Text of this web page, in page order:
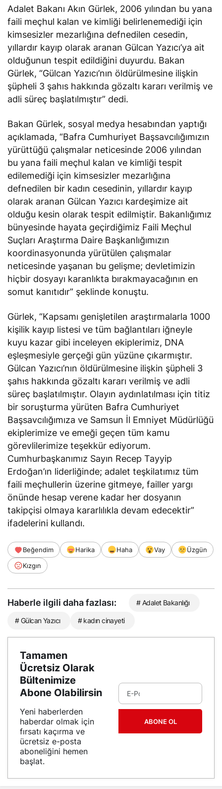
Adalet Bakanı Akın Gürlek, 2006 yılından bu yana
faili meçhul kalan ve kimliği belirlenemediği için
kimsesizler mezarlığına defnedilen cesedin,
yıllardır kayıp olarak aranan Gülcan Yazıcı’ya ait
olduğunun tespit edildiğini duyurdu. Bakan
Gürlek, “Gülcan Yazıcı’nın öldürülmesine ilişkin
şüpheli 3 şahıs hakkında gözaltı kararı verilmiş ve
adli süreç başlatılmıştır” dedi.
Bakan Gürlek, sosyal medya hesabından yaptığı
açıklamada, “Bafra Cumhuriyet Başsavcılığımızın
yürüttüğü çalışmalar neticesinde 2006 yılından
bu yana faili meçhul kalan ve kimliği tespit
edilemediği için kimsesizler mezarlığına
defnedilen bir kadın cesedinin, yıllardır kayıp
olarak aranan Gülcan Yazıcı kardeşimize ait
olduğu kesin olarak tespit edilmiştir. Bakanlığımız
bünyesinde hayata geçirdiğimiz Faili Meçhul
Suçları Araştırma Daire Başkanlığımızın
koordinasyonunda yürütülen çalışmalar
neticesinde yaşanan bu gelişme; devletimizin
hiçbir dosyayı karanlıkta bırakmayacağının en
somut kanıtıdır” şeklinde konuştu.
Gürlek, “Kapsamı genişletilen araştırmalarla 1000
kişilik kayıp listesi ve tüm bağlantıları iğneyle
kuyu kazar gibi inceleyen ekiplerimiz, DNA
eşleşmesiyle gerçeği gün yüzüne çıkarmıştır.
Gülcan Yazıcı’nın öldürülmesine ilişkin şüpheli 3
şahıs hakkında gözaltı kararı verilmiş ve adli
süreç başlatılmıştır. Olayın aydınlatılması için titiz
bir soruşturma yürüten Bafra Cumhuriyet
Başsavcılığımıza ve Samsun İl Emniyet Müdürlüğü
ekiplerimize ve emeği geçen tüm kamu
görevlilerimize teşekkür ediyorum.
Cumhurbaşkanımız Sayın Recep Tayyip
Erdoğan’ın liderliğinde; adalet teşkilatımız tüm
faili meçhullerin üzerine gitmeye, failler yargı
önünde hesap verene kadar her dosyanın
takipçisi olmaya kararlılıkla devam edecektir”
ifadelerini kullandı.
Beğendim Harika Haha Vay
Üzgün
Kızgın
Haberle ilgili daha fazlası: # Adalet Bakanlığı
# Gülcan Yazıcı # kadın cinayeti
Tamamen
Ücretsiz Olarak
Bültenimize
Abone Olabilirsin
Yeni haberlerden
haberdar olmak için
fırsatı kaçırma ve
ücretsiz e-posta
aboneliğini hemen
başlat.
ABONE OL